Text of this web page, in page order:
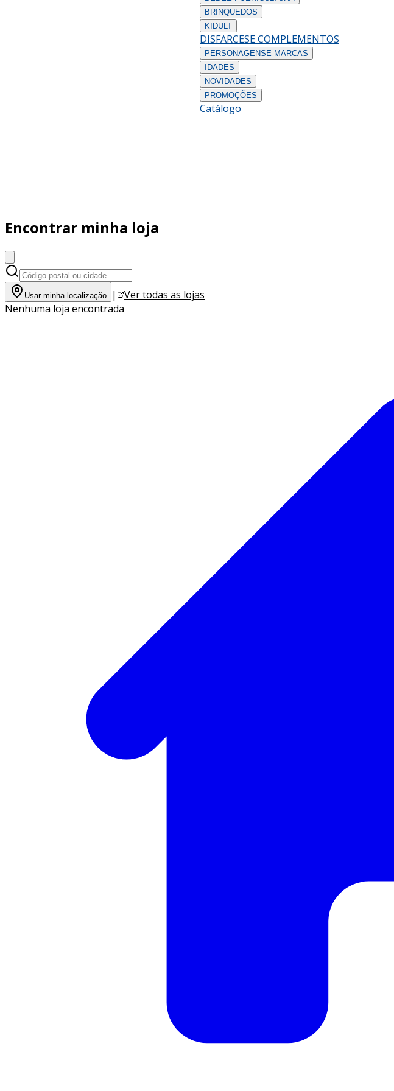
BRINQUEDOS
KIDULT
DISFARCESE COMPLEMENTOS
PERSONAGENS E MARCAS
IDADES
NOVIDADES
PROMOÇÕES
Catálogo
Encontrar minha loja
Usar minha localização |
Ver todas as lojas
Nenhuma loja encontrada